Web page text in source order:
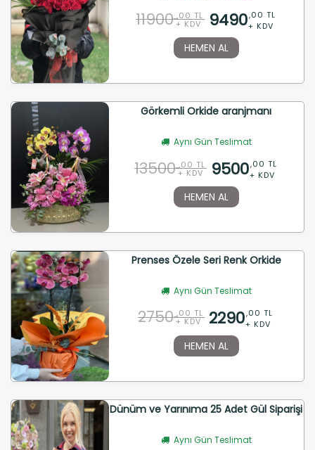
11900 ,00 TL
+ KDV 9490,00 TL
+ KDV
HEMEN AL
Görkemli Orkide aranjmanı
Aynı Gün Teslimat
13500 ,00 TL
+ KDV 9500,00 TL
+ KDV
HEMEN AL
Prenses Özele Seri Renk Orkide
Aynı Gün Teslimat
2750 ,00 TL
+ KDV 2290,00 TL
+ KDV
HEMEN AL
Dünüm ve Yarınıma 25 Adet Gül Siparişi
Aynı Gün Teslimat